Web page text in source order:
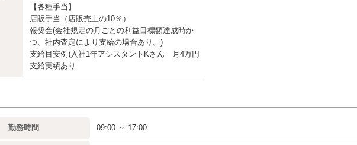
【各種手当】
店販手当（店販売上の10％）
報奨金(会社規定の月ごとの利益目標額達成時か
つ、社内査定により支給の場合あり。)
支給目安例)入社1年アシスタントKさん 月4万円
支給実績あり
勤務時間 09:00 ～ 17:00